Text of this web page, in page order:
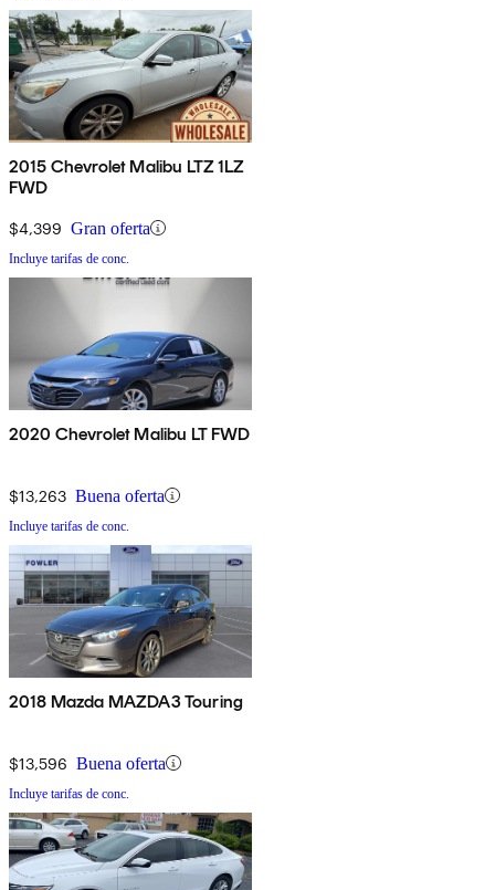
2015 Chevrolet Malibu LTZ 1LZ
FWD
$4,399 Gran oferta
Incluye tarifas de conc.
2020 Chevrolet Malibu LT FWD
$13,263 Buena oferta
Incluye tarifas de conc.
2018 Mazda MAZDA3 Touring
$13,596 Buena oferta
Incluye tarifas de conc.